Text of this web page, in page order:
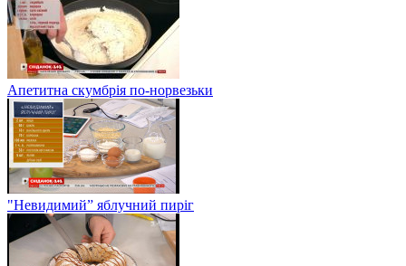
Апетитна скумбрія по-норвезьки
"Невидимий” яблучний пиріг